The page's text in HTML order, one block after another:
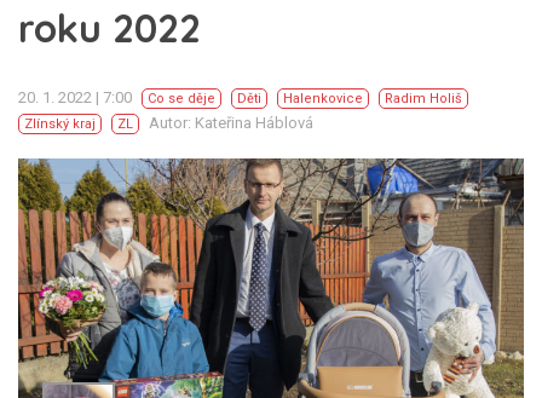
roku 2022
20. 1. 2022 | 7:00 Co se děje Děti Halenkovice
Radim Holiš
Zlínský kraj
ZL Autor: Kateřina Háblová